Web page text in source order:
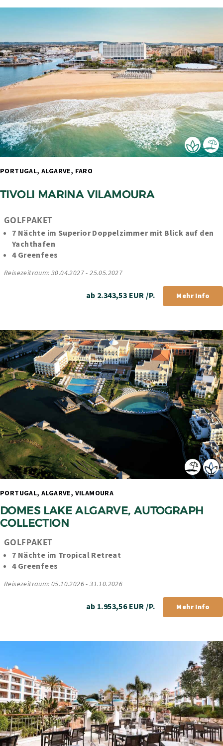
TIVOLI MARINA VILAMOURA
GOLFPAKET
7 Nächte im Superior Doppelzimmer mit Blick auf den
Yachthafen
4 Greenfees
Reisezeitraum: 30.04.2027 - 25.05.2027
ab 2.343,53 EUR /P. Mehr Info
DOMES LAKE ALGARVE, AUTOGRAPH
COLLECTION
GOLFPAKET
7 Nächte im Tropical Retreat
4 Greenfees
Reisezeitraum: 05.10.2026 - 31.10.2026
ab 1.953,56 EUR /P. Mehr Info